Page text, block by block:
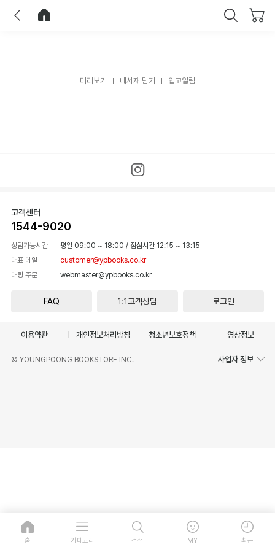
미리보기 내서재 담기 입고알림
고객센터
1544-9020
상담가능시간 평일 09:00 ~ 18:00 / 점심시간 12:15 ~ 13:15
대표 메일
customer@ypbooks.co.kr
대량 주문
webmaster@ypbooks.co.kr
FAQ 1:1고객상담 로그인
이용약관 개인정보처리방침 청소년보호정책 영상정보
© YOUNGPOONG BOOKSTORE INC. 사업자 정보
홈 카테고리 검색 MY 최근